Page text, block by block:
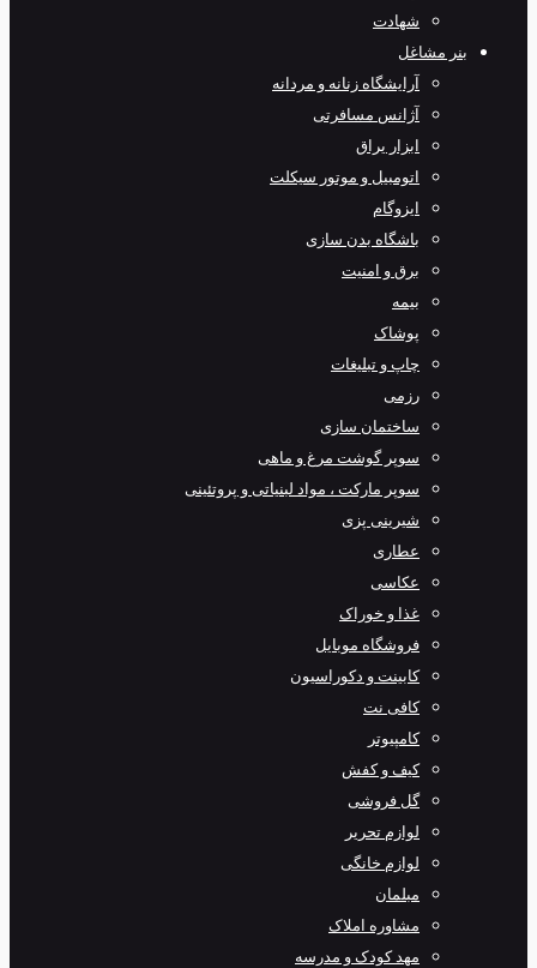
شهادت
بنر مشاغل
آرایشگاه زنانه و مردانه
آژانس مسافرتی
ابزار یراق
اتومبیل و موتور سیکلت
ایزوگام
باشگاه بدن سازی
برق و امنیت
بیمه
پوشاک
چاپ و تبلیغات
رزمی
ساختمان سازی
سوپر گوشت مرغ و ماهی
سوپر مارکت ، مواد لبنیاتی و پروتئینی
شیرینی پزی
عطاری
عکاسی
غذا و خوراک
فروشگاه موبایل
کابینت و دکوراسیون
کافی نت
کامپیوتر
کیف و کفش
گل فروشی
لوازم تحریر
لوازم خانگی
مبلمان
مشاوره املاک
مهد کودک و مدرسه